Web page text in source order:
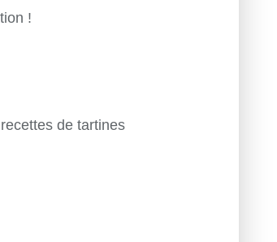
!
de tartines